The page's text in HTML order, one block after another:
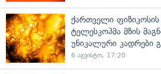
ქართველი
ტელესკოპმა მზის
უნიკალური კადრები
6 აგვისტო, 17:20